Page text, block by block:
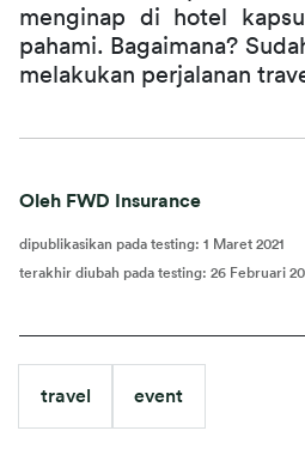
menginap di hotel
pahami. Bagaimana?
melakukan perjalanan
Oleh FWD Insurance
dipublikasikan pada testing: 1 Maret 2021
terakhir diubah pada testing: 26 Februari
travel event